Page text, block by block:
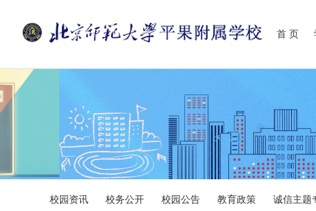
首 页
校园资讯 校务公开 校园公告 教育政策 诚信主题